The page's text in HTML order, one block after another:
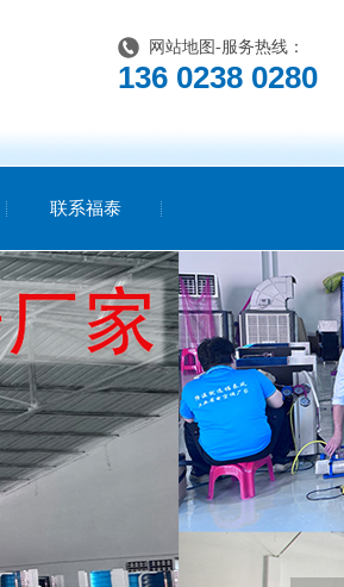
网站地图 -服务热线：
136 0238 0280
联系福泰